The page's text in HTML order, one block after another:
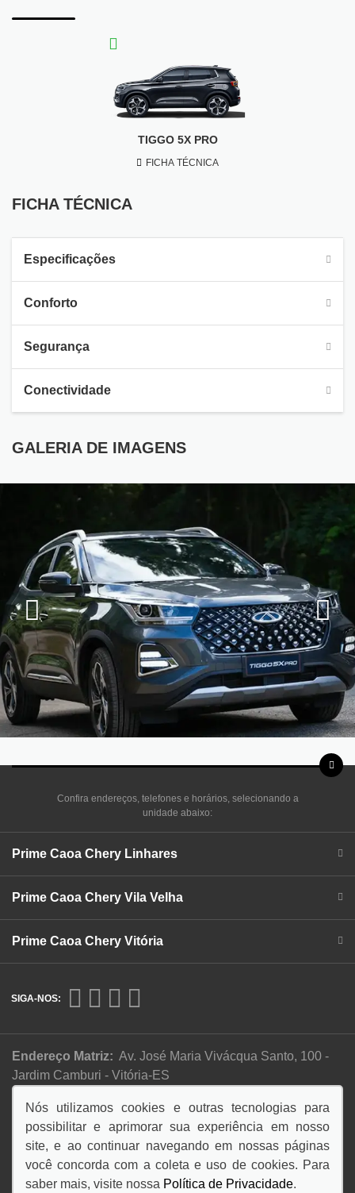
TIGGO 5X PRO
FICHA TÉCNICA
FICHA TÉCNICA
Especificações
Conforto
Segurança
Conectividade
GALERIA DE IMAGENS
Confira endereços, telefones e horários, selecionando a
unidade abaixo:
Prime Caoa Chery Linhares
Prime Caoa Chery Vila Velha
Prime Caoa Chery Vitória
SIGA-NOS:
Endereço Matriz: Av. José Maria Vivácqua Santo, 100 -
Jardim Camburi - Vitória-ES
Desacelere, seu bem maior é a vida.
Nós utilizamos cookies e outras tecnologias para
possibilitar e aprimorar sua experiência em nosso
site, e ao continuar navegando em nossas páginas
você concorda com a coleta e uso de cookies. Para
saber mais, visite nossa Política de Privacidade.